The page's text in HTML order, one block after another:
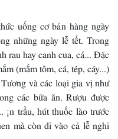
uống cơ bản hàng ngày
những ngày lễ tết. Trong
rau hay canh cua, cá... Ðặc
(mắm tôm, cá, tép, cáy...)
và các loại gia vị như
các bữa ăn. Rượu được
¡n trầu, hút thuốc lào trước
mà còn đi vào cả lễ nghi